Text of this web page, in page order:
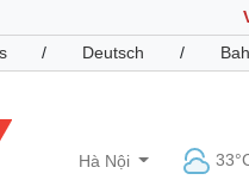
/ Deutsch /
Hà Nội